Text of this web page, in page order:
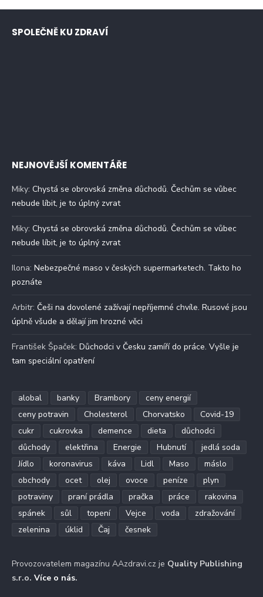
SPOLEČNĚ KU ZDRAVÍ
NEJNOVĚJŠÍ KOMENTÁŘE
Miky: Chystá se obrovská změna důchodů. Čechům se vůbec
nebude líbit, je to úplný zvrat
Miky: Chystá se obrovská změna důchodů. Čechům se vůbec
nebude líbit, je to úplný zvrat
Ilona: Nebezpečné maso v českých supermarketech. Takto ho
poznáte
Arbitr: Češi na dovolené zažívají nepříjemné chvíle. Rusové jsou
úplně všude a dělají jim hrozné věci
František Špaček: Důchodci v Česku zamíří do práce. Vyšle je
tam speciální opatření
alobal banky Brambory
ceny energií
ceny potravin
Cholesterol Chorvatsko
Covid-19
cukr
cukrovka demence dieta
důchodci
důchody
elektřina Energie Hubnutí
jedlá soda
Jídlo
koronavirus káva Lidl Maso
máslo
obchody
ocet olej ovoce peníze
plyn
potraviny
praní prádla pračka práce
rakovina
spánek
sůl topení Vejce voda
zdražování
zelenina
úklid Čaj česnek
Provozovatelem magazínu AAzdravi.cz je Quality Publishing
s.r.o. Více o nás.